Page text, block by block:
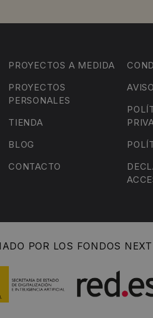
PROYECTOS A MEDIDA
PROYECTOS
PERSONALES
TIENDA
BLOG
CONTACTO
POR LOS FONDOS